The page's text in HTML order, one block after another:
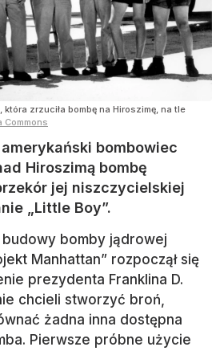
która zrzuciła bombę na Hiroszimę, na tle
Commons
bombowiec
Hiroszimą bombę
jej niszczycielskiej
„Little Boy”.
bomby jądrowej
Manhattan” rozpoczął się
prezydenta Franklina D.
chcieli stworzyć broń,
żadna inna dostępna
Pierwsze próbne użycie